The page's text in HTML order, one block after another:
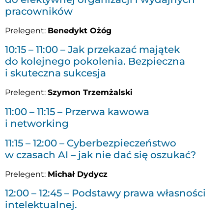
pracowników
Prelegent: Benedykt Ożóg
10:15 – 11:00 – Jak przekazać majątek
do kolejnego pokolenia. Bezpieczna
i skuteczna sukcesja
Prelegent: Szymon Trzemżalski
11:00 – 11:15 – Przerwa kawowa
i networking
11:15 – 12:00 – Cyberbezpieczeństwo
w czasach AI – jak nie dać się oszukać?
Prelegent: Michał Dydycz
12:00 – 12:45 – Podstawy prawa własności
intelektualnej.